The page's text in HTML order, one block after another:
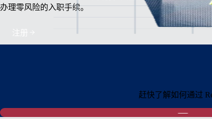
办理零风险的入职手续。
注册
赶快了解如何通过